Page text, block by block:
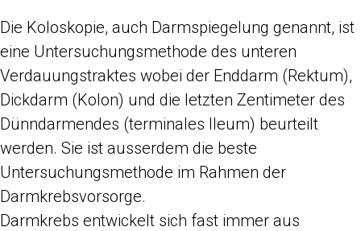
Die Koloskopie, auch Darmspiegelung genannt, ist
eine Untersuchungsmethode des unteren
Verdauungstraktes wobei der Enddarm (Rektum),
Dickdarm (Kolon) und die letzten Zentimeter des
Dünndarmendes (terminales Ileum) beurteilt
werden. Sie ist ausserdem die beste
Untersuchungsmethode im Rahmen der
Darmkrebsvorsorge.
Darmkrebs entwickelt sich fast immer aus